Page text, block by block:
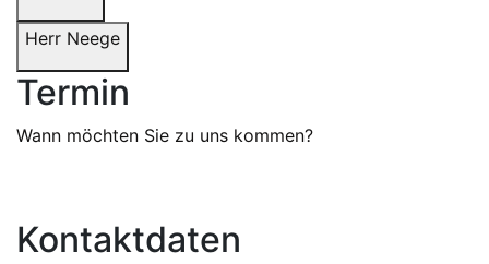
Herr Neege
Termin
Wann möchten Sie zu uns kommen?
Kontaktdaten